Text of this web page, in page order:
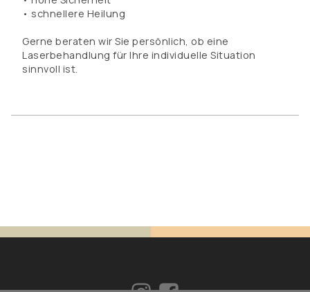
• schnellere Heilung
Gerne beraten wir Sie persönlich, ob eine
Laserbehandlung für Ihre individuelle Situation
sinnvoll ist.